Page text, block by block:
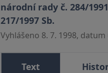
národní rady č. 284/
217/1997 Sb.
Vyhlášeno 8. 7. 1998,
Text